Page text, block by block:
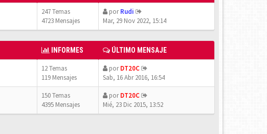
247 Temas
4723 Mensajes
porRudi
Mar, 29 Nov 2022, 15:14
INFORMES ÚLTIMO MENSAJE
12 Temas
119 Mensajes
porDT20C
Sab, 16 Abr 2016, 16:54
150 Temas
4395 Mensajes
porDT20C
Mié, 23 Dic 2015, 13:52